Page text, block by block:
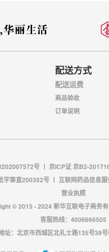
配送方式
配送运费
商品验收
订单说明
号 丨 京ICP证 京B2-
字第直200352号 丨 互联网药品信息
营业执照
© 2015 - 2024 新华互联电子商务
客服热线：4006666505
址：北京市西城区北礼士路135号39